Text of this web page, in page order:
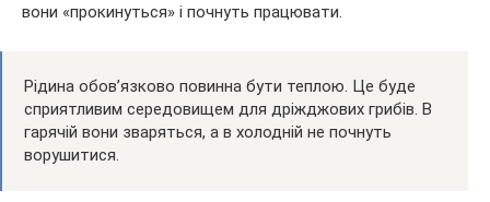
вони «прокинуться» і почнуть працювати.
Рідина обов’язково повинна бути теплою. Це буде
сприятливим середовищем для дріжджових грибів. В
гарячій вони зваряться, а в холодній не почнуть
ворушитися.